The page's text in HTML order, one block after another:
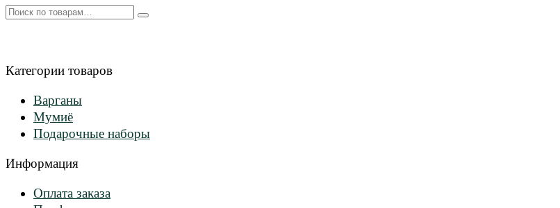
Искать:
Категории товаров
Варганы
Мумиё
Подарочные наборы
Информация
Оплата заказа